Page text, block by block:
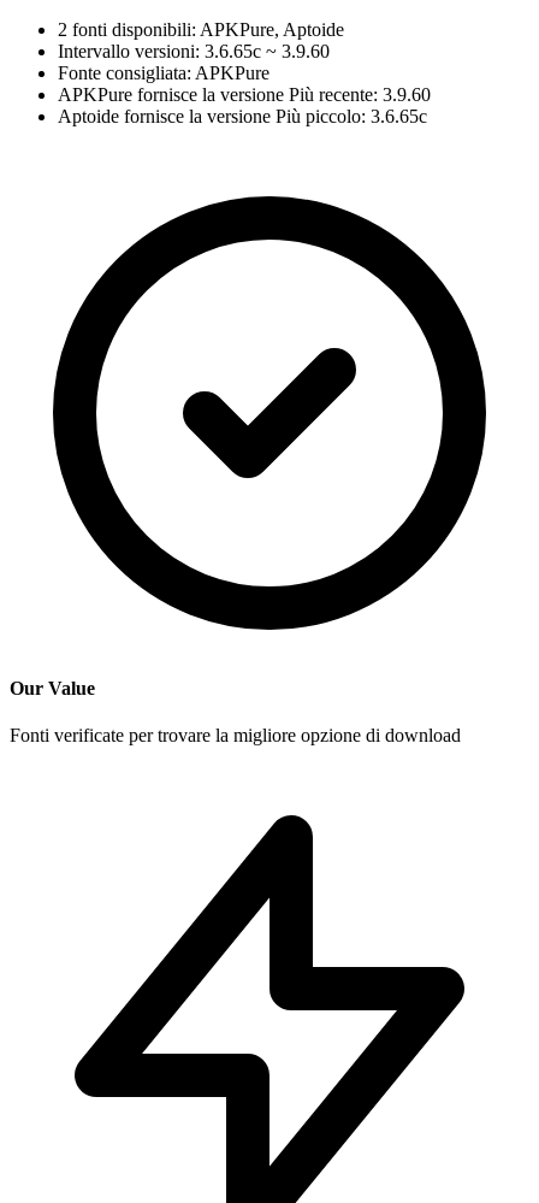
2 fonti disponibili: APKPure, Aptoide
Intervallo versioni: 3.6.65c ~ 3.9.60
Fonte consigliata: APKPure
APKPure fornisce la versione Più recente: 3.9.60
Aptoide fornisce la versione Più piccolo: 3.6.65c
Our Value
Fonti verificate per trovare la migliore opzione di download